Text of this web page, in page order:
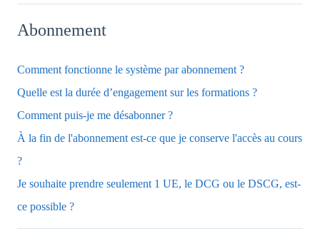
Abonnement
Comment fonctionne le système par abonnement ?
Quelle est la durée d’engagement sur les formations ?
Comment puis-je me désabonner ?
À la fin de l'abonnement est-ce que je conserve l'accès au cours
?
Je souhaite prendre seulement 1 UE, le DCG ou le DSCG, est-
ce possible ?